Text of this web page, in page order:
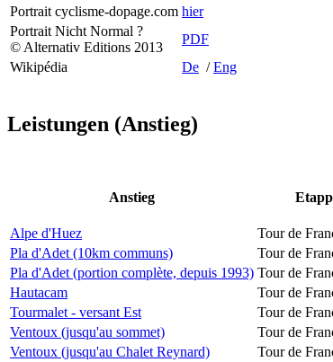
Portrait cyclisme-dopage.com hier
Portrait Nicht Normal ?
© Alternativ Editions 2013
PDF
Wikipédia
De /Eng
Leistungen (Anstieg)
Anstieg
Alpe d'Huez
Tour de
Pla d'Adet (10km communs)
Tour de
Pla d'Adet (portion complète, depuis 1993) Tour de
Hautacam
Tour de
Tourmalet - versant Est
Tour de
Ventoux (jusqu'au sommet)
Tour de
Ventoux (jusqu'au Chalet Reynard)
Tour de